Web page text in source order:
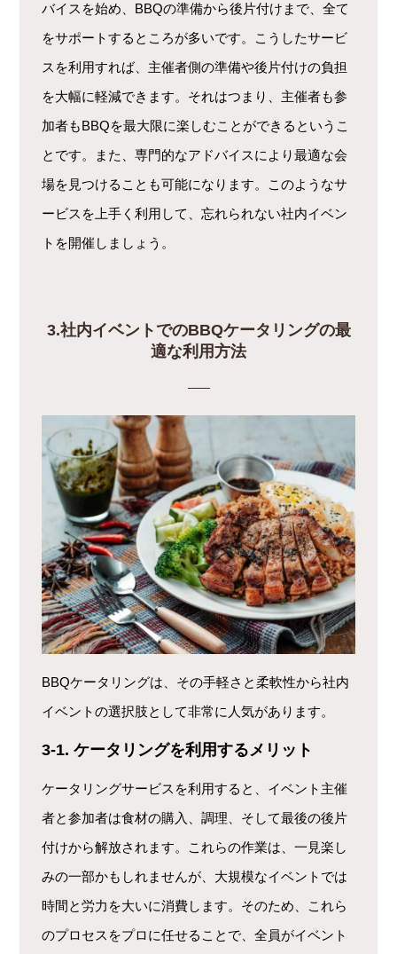
バイスを始め、BBQの準備から後片付けまで、全て
をサポートするところが多いです。こうしたサービ
スを利用すれば、主催者側の準備や後片付けの負担
を大幅に軽減できます。それはつまり、主催者も参
加者もBBQを最大限に楽しむことができるというこ
とです。また、専門的なアドバイスにより最適な会
場を見つけることも可能になります。このようなサ
ービスを上手く利用して、忘れられない社内イベン
トを開催しましょう。
3.社内イベントでのBBQケータリングの最
適な利用方法
BBQケータリングは、その手軽さと柔軟性から社内
イベントの選択肢として非常に人気があります。
3-1. ケータリングを利用するメリット
ケータリングサービスを利用すると、イベント主催
者と参加者は食材の購入、調理、そして最後の後片
付けから解放されます。これらの作業は、一見楽し
みの一部かもしれませんが、大規模なイベントでは
時間と労力を大いに消費します。そのため、これら
のプロセスをプロに任せることで、全員がイベント